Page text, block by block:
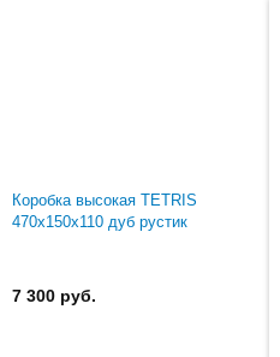
Коробка высокая TETRIS
470х150х110 дуб рустик
7 300 руб.